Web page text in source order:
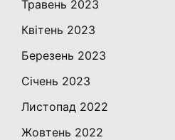
Травень 2023
Квітень 2023
Березень 2023
Січень 2023
Листопад 2022
Жовтень 2022